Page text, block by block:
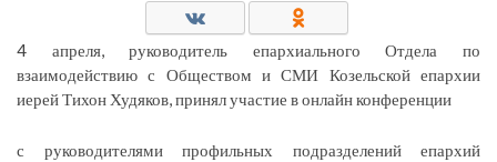
4 апреля, руководитель епархиального Отдела по
взаимодействию с Обществом и СМИ Козельской епархии
иерей Тихон Худяков, принял участие в онлайн конференции
с руководителями профильных подразделений епархий